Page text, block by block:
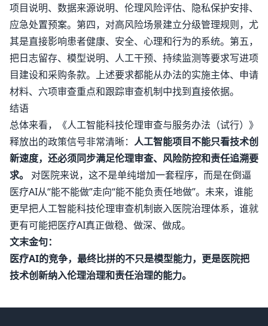
项目说明、数据来源说明、伦理风险评估、隐私保护安排、
应急处置预案。第四，对高风险场景建立分级管理规则，尤
其是直接影响患者健康、安全、心理和行为的系统。第五，
把日志留存、模型说明、人工干预、持续监测等要求写进项
目建设和采购条款。上述要求都能从办法的实施主体、申请
材料、六项审查重点和跟踪审查机制中找到直接依据。
结语
总体来看，《人工智能科技伦理审查与服务办法（试行）》
释放出的政策信号非常清晰： 人工智能项目不能只看技术创
新速度，还必须同步满足伦理审查、风险防控和责任追溯要
求。
对医院来说，这不是单纯增加一套程序，而是在倒逼
医疗AI从“能不能做”走向“能不能负责任地做”。未来，谁能
更早把人工智能科技伦理审查机制嵌入医院治理体系，谁就
更有可能把医疗AI真正做稳、做深、做成。
文末金句：
医疗AI的竞争，最终比拼的不只是模型能力，更是医院把
技术创新纳入伦理治理和责任治理的能力。